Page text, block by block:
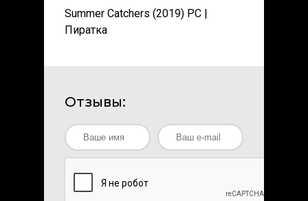
Summer Catchers (2019) PC |
Пиратка
Отзывы: